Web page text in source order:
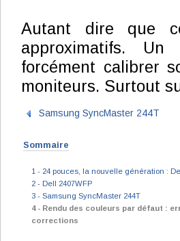
Autant dire que
approximatifs.
forcément calibrer
moniteurs. Surtout
Samsung SyncMaster 244T
Sommaire
1 - 24 pouces, la nouvelle génération :
2 - Dell 2407WFP
3 - Samsung SyncMaster 244T
4 - Rendu des couleurs par défaut :
corrections